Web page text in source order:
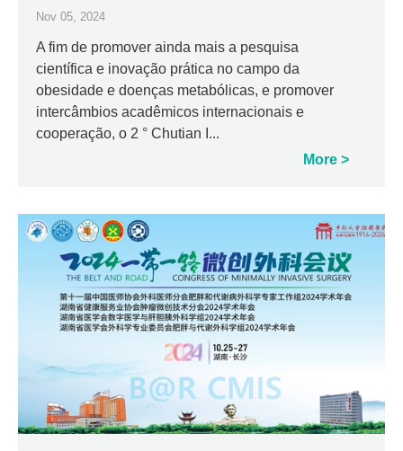
Nov 05, 2024
A fim de promover ainda mais a pesquisa
científica e inovação prática no campo da
obesidade e doenças metabólicas, e promover
intercâmbios acadêmicos internacionais e
cooperação, o 2 ° Chutian I...
More